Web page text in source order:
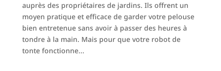
auprès des propriétaires de jardins. Ils offrent un
moyen pratique et efficace de garder votre pelouse
bien entretenue sans avoir à passer des heures à
tondre à la main. Mais pour que votre robot de
tonte fonctionne...